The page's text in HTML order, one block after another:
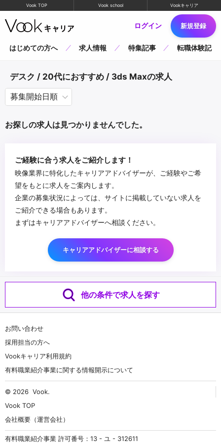
Vook TOP Vook school Vookキャリア
ログイン 新規登録
はじめての方へ 求人情報 特集記事 転職体験記
デスク / 20代におすすめ / 3ds Maxの求人
お探しの求人は見つかりませんでした。
ご経験に合う求人をご紹介します！
映像業界に特化したキャリアアドバイザーが、ご経験やご希
望をもとに求人をご案内します。
企業の募集状況によっては、サイトに掲載していない求人を
ご紹介できる場合もあります。
まずはキャリアアドバイザーへ相談ください。
キャリアアドバイザーに相談する
他の条件で求人を探す
お問い合わせ
採用担当の方へ
Vookキャリア利用規約
有料職業紹介事業に関する情報開示について
© 2026 Vook.
Vook TOP
会社概要（運営会社）
有料職業紹介事業 許可番号：13 - ユ - 312611